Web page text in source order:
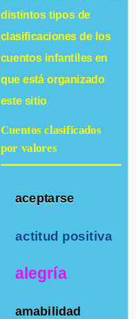
distintos tipos de
clasificaciones de los
cuentos infantilesen
que está organizado
este sitio
Cuentos clasificados
por valores
aceptarse
actitud positiva
alegría
amabilidad